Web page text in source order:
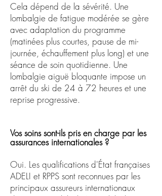
Cela dépend de la sévérité. Une
lombalgie de fatigue modérée se gère
avec adaptation du programme
(matinées plus courtes, pause de mi-
journée, échauffement plus long) et une
séance de soin quotidienne. Une
lombalgie aiguë bloquante impose un
arrêt du ski de 24 à 72 heures et une
reprise progressive.
Vos soins sont-ils pris en charge par les
assurances internationales ?
Oui. Les qualifications d'État françaises
ADELI et RPPS sont reconnues par les
principaux assureurs internationaux